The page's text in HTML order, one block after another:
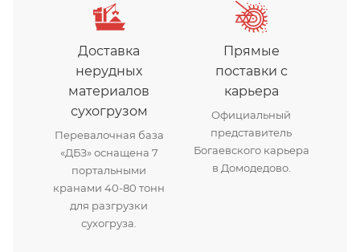
Доставка
нерудных
материалов
сухогрузом
Перевалочная база
«ДБЗ» оснащена 7
портальными
кранами 40-80 тонн
для разгрузки
сухогруза.
Прямые
поставки с
карьера
Официальный
представитель
Богаевского карьера
в Домодедово.